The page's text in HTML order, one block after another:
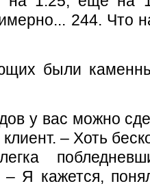
244. Что
были
у вас можно
– Хоть
– Я кажется,